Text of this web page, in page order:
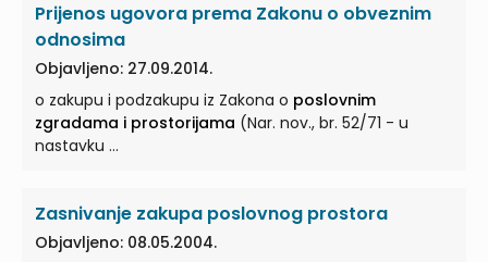
Prijenos ugovora prema Zakonu o obveznim
odnosima
Objavljeno: 27.09.2014.
o zakupu i podzakupu iz Zakona o poslovnim
zgradama i prostorijama (Nar. nov., br. 52/71 - u
nastavku ...
Zasnivanje zakupa poslovnog prostora
Objavljeno: 08.05.2004.